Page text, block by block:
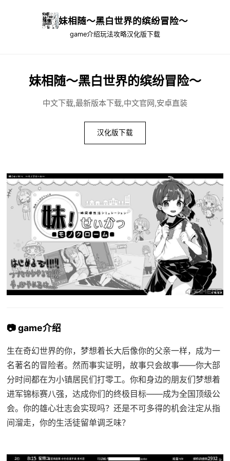
妹相随～黑白世界的缤纷冒险～
game介绍玩法攻略汉化版下载
妹相随～黑白世界的缤纷冒险～
中文下载,最新版本下载,中文官网,安卓直装
汉化版下载
📷 game介绍
生在奇幻世界的你，梦想着长大后像你的父亲一样，成为一
名著名的冒险者。然而事实证明，故事只会故事——你大部
分时间都在为小镇居民们打零工。你和身边的朋友们梦想着
进军锦标赛八强，达成你们的终极目标——成为全国顶级公
会。你的雄心壮志会实现吗？还是不可多得的机会注定从指
间溜走，你的生活徒留单调乏味？